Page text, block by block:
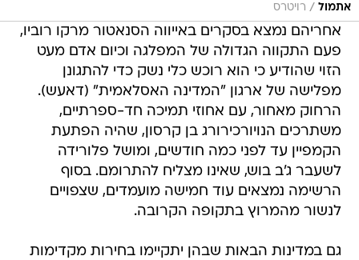
אתמול / רויטרס
אחריהם נמצא בסקרים באייווה הסנאטור מרקו רוביו,
פעם התקווה הגדולה של המפלגה וכיום אדם מעט
הזוי שהודיע כי הוא רוכש כלי נשק כדי להתגונן
מפלישה של ארגון "המדינה האסלאמית" (דאעש).
הרחוק מאחור, עם אחוזי תמיכה חד-ספרתיים,
משתרכים הנויורכירורג בן קרסון, שהיה הפתעת
הקמפיין עד לפני כמה חודשים, ומושל פלורידה
לשעבר ג'ב בוש, שאינו מצליח להתרומם. בסוף
הרשימה נמצאים עוד חמישה מועמדים, שצפויים
לנשור מהמרוץ בתקופה הקרובה.
גם במדינות הבאות שבהן יתקיימו בחירות מקדימות